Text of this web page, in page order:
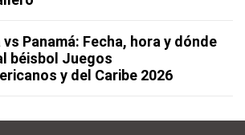
Panamá: Fecha, hora y dónde
béisbol Juegos
y del Caribe 2026